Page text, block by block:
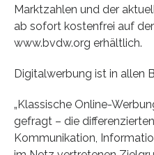
Marktzahlen und der
ab sofort kostenfrei auf
www.bvdw.org erhältlich.
Digitalwerbung ist in allen
„Klassische Online-
gefragt – die
Kommunikation,